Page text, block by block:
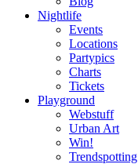
Nightlife
Events
Locations
Partypics
Charts
Tickets
Playground
Webstuff
Urban Art
Win!
Trendspotting